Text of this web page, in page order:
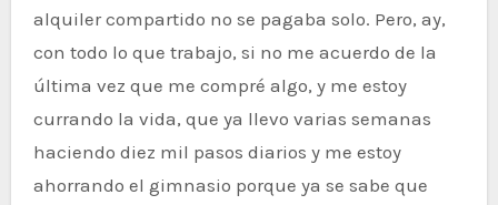
alquiler compartido no se pagaba solo. Pero, ay,
con todo lo que trabajo, si no me acuerdo de la
última vez que me compré algo, y me estoy
currando la vida, que ya llevo varias semanas
haciendo diez mil pasos diarios y me estoy
ahorrando el gimnasio porque ya se sabe que